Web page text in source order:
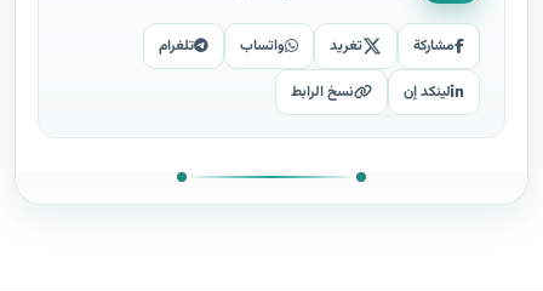
مشاركة تغريد واتساب تلغرام
لينكد إن نسخ الرابط